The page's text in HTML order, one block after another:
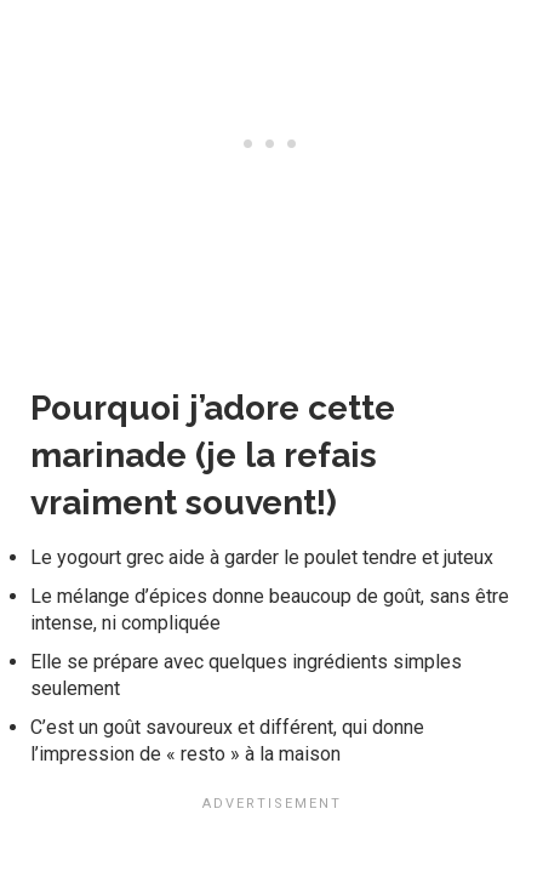
Pourquoi j’adore cette
marinade (je la refais
vraiment souvent!)
Le yogourt grec aide à garder le poulet tendre et juteux
Le mélange d’épices donne beaucoup de goût, sans être
intense, ni compliquée
Elle se prépare avec quelques ingrédients simples
seulement
C’est un goût savoureux et différent, qui donne
l’impression de « resto » à la maison